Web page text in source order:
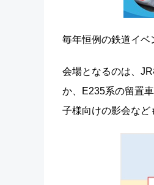
毎年恒例の鉄道イベ
会場となるのは、
か、E235系の留置
子様向けの影会など